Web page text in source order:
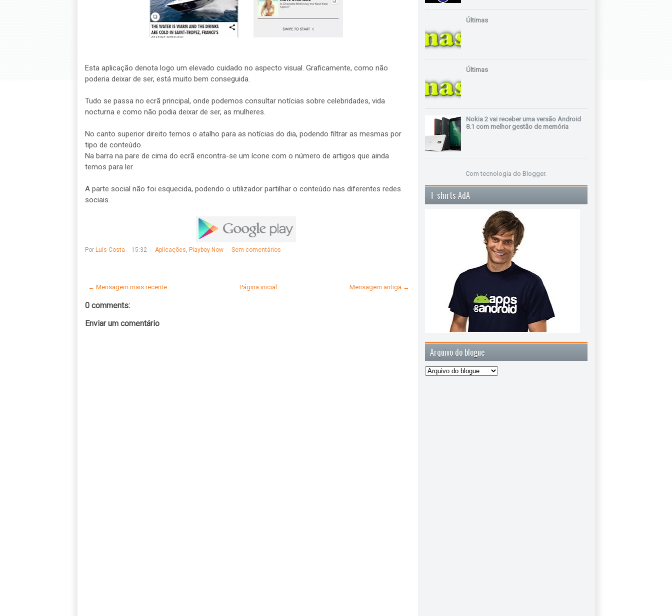
Esta aplicação denota logo um elevado cuidado no aspecto visual. Graficamente, como não
poderia deixar de ser, está muito bem conseguida.
Tudo se passa no ecrã principal, onde podemos consultar notícias sobre celebridades, vida
nocturna e como não podia deixar de ser, as mulheres.
No canto superior direito temos o atalho para as notícias do dia, podendo filtrar as mesmas por
tipo de conteúdo.
Na barra na pare de cima do ecrã encontra-se um ícone com o número de artigos que ainda
temos para ler.
A parte social não foi esquecida, podendo o utilizador partilhar o conteúdo nas diferentes redes
sociais.
Por Luís Costa 15:32 Aplicações, Playboy Now Sem comentários
← Mensagem mais recente Mensagem antiga →
Página inicial
0 comments:
Enviar um comentário
Últimas
Últimas
Nokia 2 vai receber uma versão Android
8.1 com melhor gestão de memória
Com tecnologia do Blogger.
T-shirts AdA
Arquivo do blogue